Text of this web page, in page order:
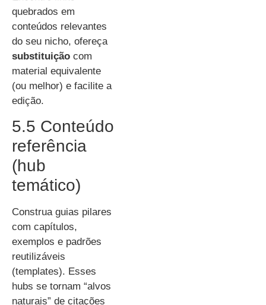
quebrados em
conteúdos relevantes
do seu nicho, ofereça
substituição com
material equivalente
(ou melhor) e facilite a
edição.
5.5 Conteúdo
referência
(hub
temático)
Construa guias pilares
com capítulos,
exemplos e padrões
reutilizáveis
(templates). Esses
hubs se tornam “alvos
naturais” de citações